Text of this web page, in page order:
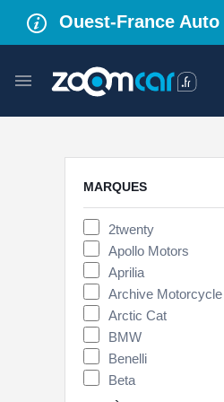
Ouest-France Auto
MARQUES
2twenty
Apollo Motors
Aprilia
Archive Motorcycle
Arctic Cat
BMW
Benelli
Beta